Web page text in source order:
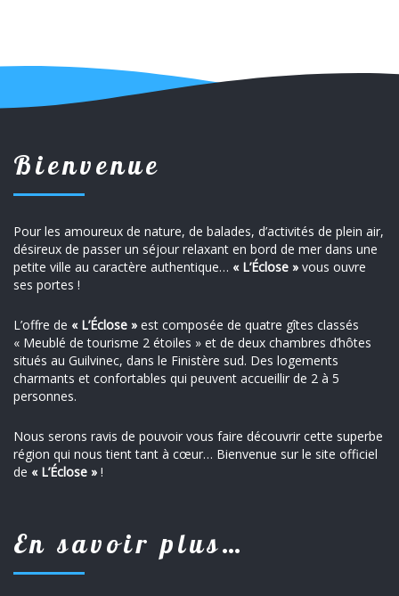
Bienvenue
Pour les amoureux de nature, de balades, d’activités de plein air,
désireux de passer un séjour relaxant en bord de mer dans une
petite ville au caractère authentique… « L’Éclose » vous ouvre
ses portes !
L’offre de « L’Éclose » est composée de quatre gîtes classés
« Meublé de tourisme 2 étoiles » et de deux chambres d’hôtes
situés au Guilvinec, dans le Finistère sud. Des logements
charmants et confortables qui peuvent accueillir de 2 à 5
personnes.
Nous serons ravis de pouvoir vous faire découvrir cette superbe
région qui nous tient tant à cœur… Bienvenue sur le site officiel
de « L’Éclose » !
En savoir plus…